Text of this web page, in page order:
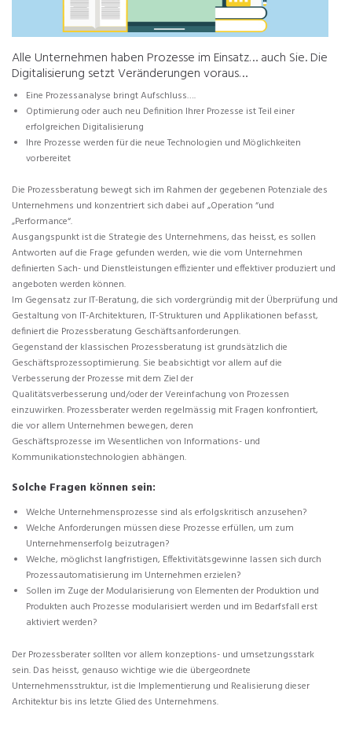
Alle Unternehmen haben Prozesse im Einsatz… auch Sie. Die
Digitalisierung setzt Veränderungen voraus…
Eine Prozessanalyse bringt Aufschluss….
Optimierung oder auch neu Definition Ihrer Prozesse ist Teil einer
erfolgreichen Digitalisierung
Ihre Prozesse werden für die neue Technologien und Möglichkeiten
vorbereitet
Die Prozessberatung bewegt sich im Rahmen der gegebenen Potenziale des
Unternehmens und konzentriert sich dabei auf „Operation “und
„Performance“.
Ausgangspunkt ist die Strategie des Unternehmens, das heisst, es sollen
Antworten auf die Frage gefunden werden, wie die vom Unternehmen
definierten Sach- und Dienstleistungen effizienter und effektiver produziert und
angeboten werden können.
Im Gegensatz zur IT-Beratung, die sich vordergründig mit der Überprüfung und
Gestaltung von IT-Architekturen, IT-Strukturen und Applikationen befasst,
definiert die Prozessberatung Geschäftsanforderungen.
Gegenstand der klassischen Prozessberatung ist grundsätzlich die
Geschäftsprozessoptimierung. Sie beabsichtigt vor allem auf die
Verbesserung der Prozesse mit dem Ziel der
Qualitätsverbesserung und/oder der Vereinfachung von Prozessen
einzuwirken. Prozessberater werden regelmässig mit Fragen konfrontiert,
die vor allem Unternehmen bewegen, deren
Geschäftsprozesse im Wesentlichen von Informations- und
Kommunikationstechnologien abhängen.
Solche Fragen können sein:
Welche Unternehmensprozesse sind als erfolgskritisch anzusehen?
Welche Anforderungen müssen diese Prozesse erfüllen, um zum
Unternehmenserfolg beizutragen?
Welche, möglichst langfristigen, Effektivitätsgewinne lassen sich durch
Prozessautomatisierung im Unternehmen erzielen?
Sollen im Zuge der Modularisierung von Elementen der Produktion und
Produkten auch Prozesse modularisiert werden und im Bedarfsfall erst
aktiviert werden?
Der Prozessberater sollten vor allem konzeptions- und umsetzungsstark
sein. Das heisst, genauso wichtige wie die übergeordnete
Unternehmensstruktur, ist die Implementierung und Realisierung dieser
Architektur bis ins letzte Glied des Unternehmens.